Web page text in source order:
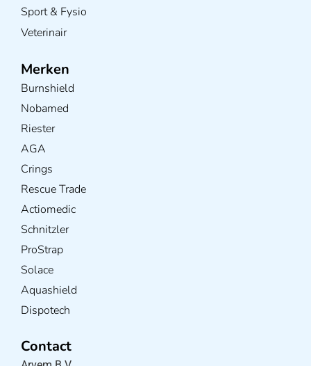
Sport & Fysio
Veterinair
Merken
Burnshield
Nobamed
Riester
AGA
Crings
Rescue Trade
Actiomedic
Schnitzler
ProStrap
Solace
Aquashield
Dispotech
Contact